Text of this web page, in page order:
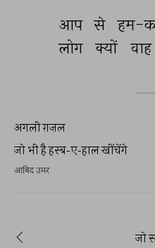
आप से हम-
लोग
क्यों वाह
अगली ग़ज़ल
जो भी है हस्ब-ए-हाल खींचेंगे
आबिद उमर
जो